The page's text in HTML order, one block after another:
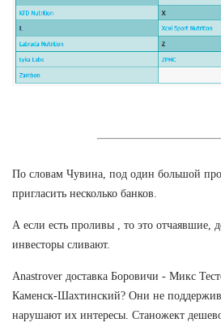
По словам Чувина, под один большой
пригласить несколько банков.
А если есть проливы , то это отчаявшие,
инвесторы сливают.
Anastrover доставка Боровичи - Микс
Каменск-Шахтинский? Они не
нарушают их интересы. Станожект